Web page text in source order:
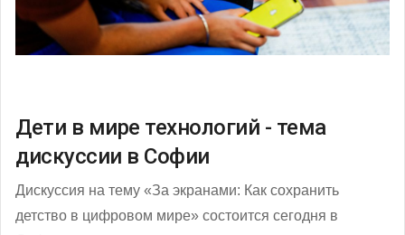
Дети в мире технологий - тема
дискуссии в Софии
Дискуссия на тему «За экранами: Как сохранить
детство в цифровом мире» состоится сегодня в